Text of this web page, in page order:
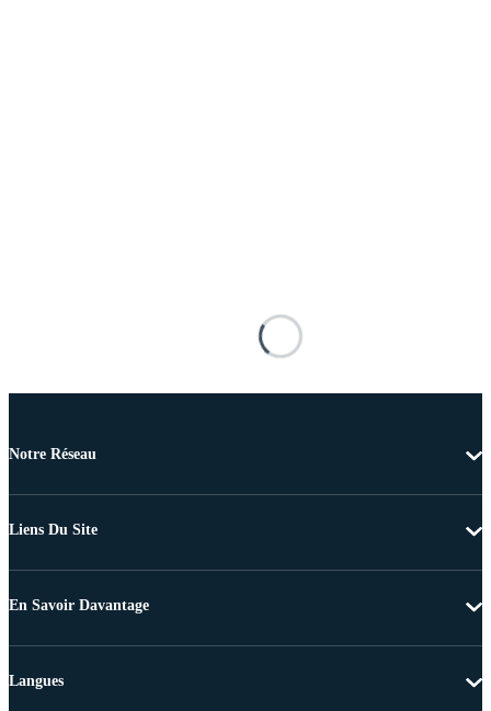
Notre Réseau
Liens Du Site
En Savoir Davantage
Langues